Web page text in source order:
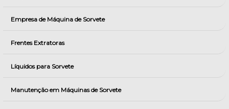
Empresa de Máquina de Sorvete
Frentes Extratoras
Líquidos para Sorvete
Manutenção em Máquinas de Sorvete